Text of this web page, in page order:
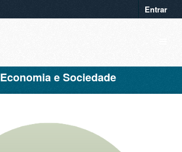
Entrar
Economia e Sociedade